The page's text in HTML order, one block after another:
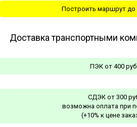
Построить маршрут до
Доставка транспортными
ПЭК от 400 руб
СДЭК от 300
возможна оплата при
(+10% к цене